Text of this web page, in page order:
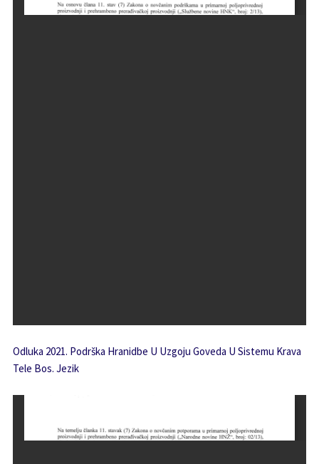
Odluka 2021. Podrška Hranidbe U Uzgoju Goveda U Sistemu Krava
Tele Bos. Jezik